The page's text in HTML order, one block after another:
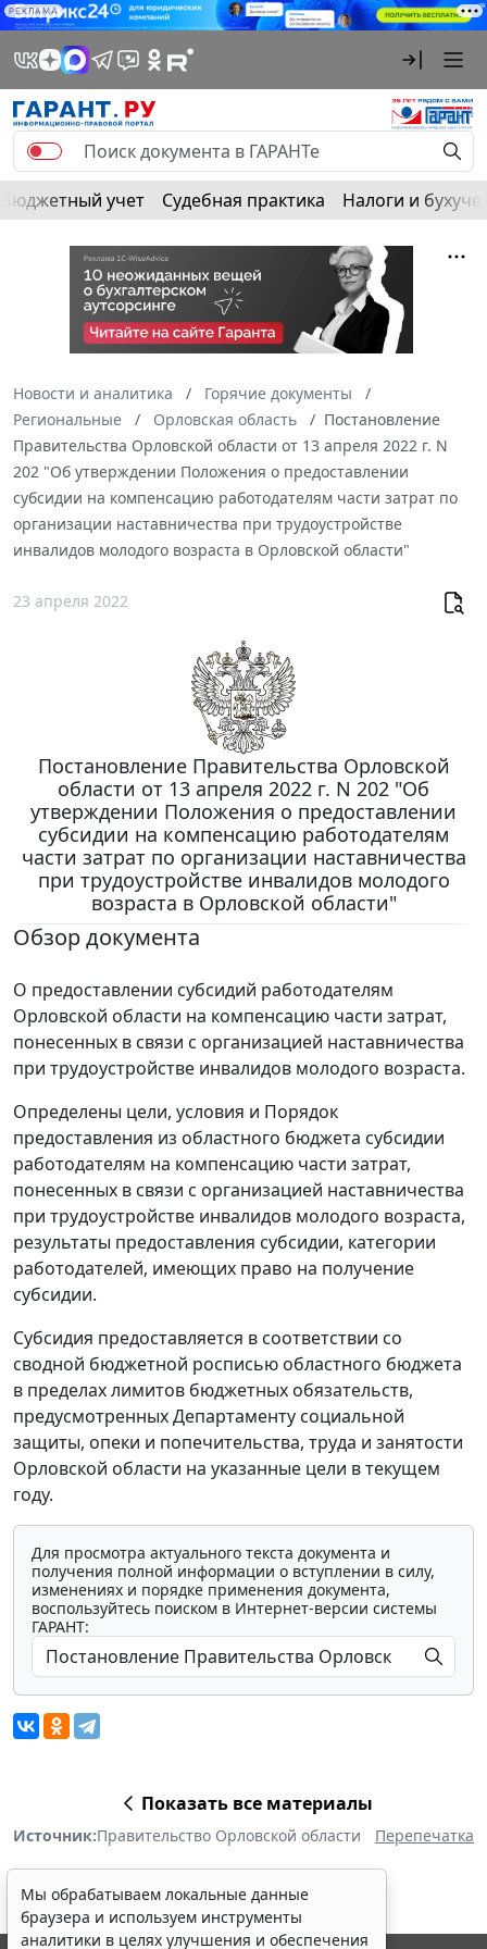
РЕКЛАМА
Бюджетный учет Судебная практика Налоги и
Новости и аналитика
Горячие документы
Региональные
Орловская область
Постановление
Правительства Орловской области от 13 апреля 2022 г. N
202 "Об утверждении Положения о предоставлении
субсидии на компенсацию работодателям части затрат по
организации наставничества при трудоустройстве
инвалидов молодого возраста в Орловской области"
23 апреля 2022
Постановление Правительства Орловской
области от 13 апреля 2022 г. N 202 "Об
утверждении Положения о предоставлении
субсидии на компенсацию работодателям
части затрат по организации наставничества
при трудоустройстве инвалидов молодого
возраста в Орловской области"
Обзор документа
О предоставлении субсидий работодателям
Орловской области на компенсацию части затрат,
понесенных в связи с организацией наставничества
при трудоустройстве инвалидов молодого возраста.
Определены цели, условия и Порядок
предоставления из областного бюджета субсидии
работодателям на компенсацию части затрат,
понесенных в связи с организацией наставничества
при трудоустройстве инвалидов молодого возраста,
результаты предоставления субсидии, категории
работодателей, имеющих право на получение
субсидии.
Субсидия предоставляется в соответствии со
сводной бюджетной росписью областного бюджета
в пределах лимитов бюджетных обязательств,
предусмотренных Департаменту социальной
защиты, опеки и попечительства, труда и занятости
Орловской области на указанные цели в текущем
году.
Для просмотра актуального текста документа и
получения полной информации о вступлении в силу,
изменениях и порядке применения документа,
воспользуйтесь поиском в Интернет-версии системы
ГАРАНТ:
Показать все материалы
Источник:Правительство Орловской области Перепечатка
Мы обрабатываем локальные данные
браузера и используем инструменты
аналитики в целях улучшения и обеспечения